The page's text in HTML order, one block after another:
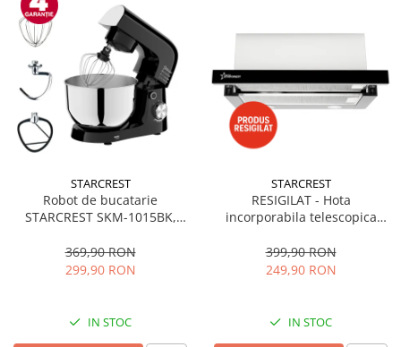
STARCREST
Robot de bucatarie
STARCREST SKM-1015BK,
Accesorii, 10 Viteze + Pulse,
Negru
369,90 RON
299,90 RON
IN STOC
STARCREST
RESIGILAT - Hota
incorporabila telescopica
Putere de absorbtie 550 m3/h,
1 Motor, 2 Trepte putere, 60
399,90 RON
249,90 RON
IN STOC